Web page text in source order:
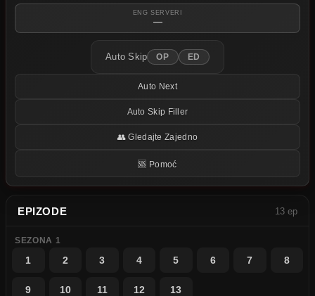
ENG SERVERI
—
Auto Skip OP ED
Auto Next
Auto Skip Filler
👥 Gledajte Zajedno
🆘 Pomoć
EPIZODE 13 ep
SEZONA 1
1 2 3 4 5 6 7 8
9 10 11 12 13